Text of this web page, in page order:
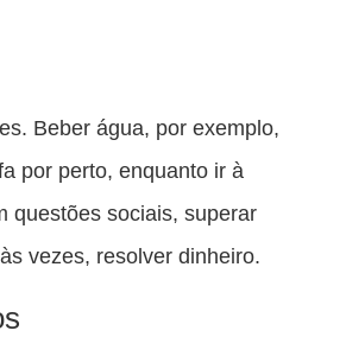
Beber água, por exemplo,
por perto, enquanto ir à
questões sociais, superar
vezes, resolver dinheiro.